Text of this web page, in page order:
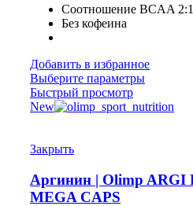
Соотношение BCAA
Без кофеина
Добавить в избранное
Выберите параметры
Быстрый просмотр
New
Закрыть
Аргинин | Olimp ARGI
MEGA CAPS